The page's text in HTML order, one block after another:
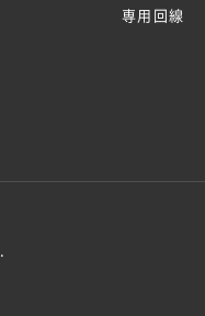
専用回線